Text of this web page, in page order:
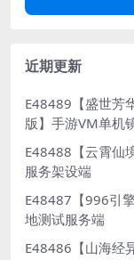
近期更新
E48489【盛世芳
版】手游VM单机
E48488【云霄仙
服务架设端
E48487【996引
地测试服务端
E48486【山海经